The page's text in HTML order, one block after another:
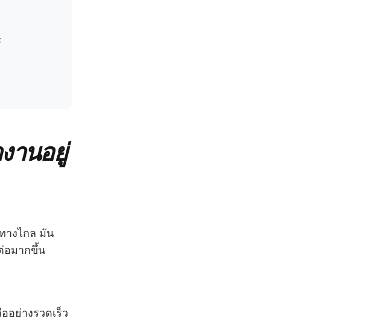
านอยู่
างไกล มัน
อมากขึ้น
ย่างรวดเร็ว